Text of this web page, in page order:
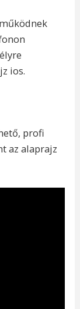
ios.
profi
az alaprajz